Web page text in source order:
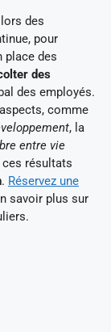
des
pour
place des
des
des employés.
comme
, la
entre vie
ces résultats
. Réservez une
savoir plus sur